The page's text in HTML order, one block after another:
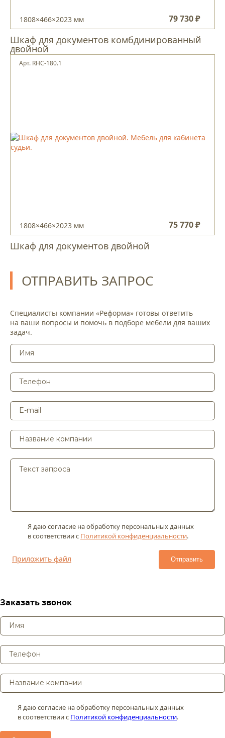
1808×466×2023 мм 79 730 ₽
Шкаф для документов комбдинированный
двойной
1808×466×2023 мм 75 770 ₽
Арт. RHC-180.1
Шкаф для документов двойной
ОТПРАВИТЬ ЗАПРОС
Специалисты компании «Реформа» готовы ответить
на ваши вопросы и помочь в подборе мебели для ваших
задач.
Я даю согласие на обработку персональных данных
в соответствии с Политикой конфиденциальности.
Приложить файл
Заказать звонок
Я даю согласие на обработку персональных данных
в соответствии с Политикой конфиденциальности.